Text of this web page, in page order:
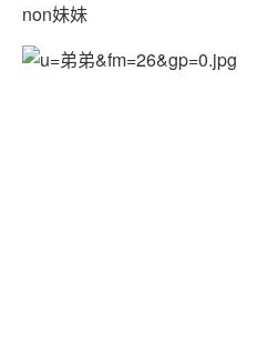
non妹妹